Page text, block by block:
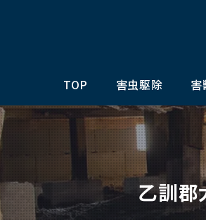
TOP 害虫駆除 害
乙訓郡